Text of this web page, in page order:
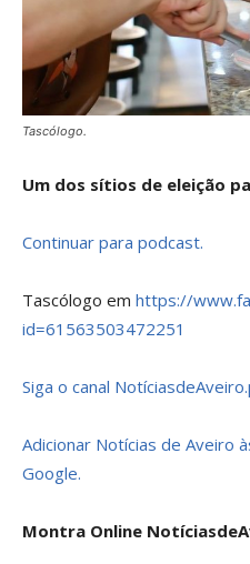
Tascólogo.
Um dos sítios de eleição
Continuar para podcast.
Tascólogo em https://
id=61563503472251
Siga o canal
Adicionar Notícias de Aveiro
Google.
Montra Online